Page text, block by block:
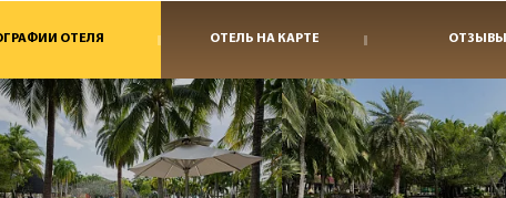
ОТЕЛЯ ОТЕЛЬ НА КАРТЕ ОТЗЫВЫ